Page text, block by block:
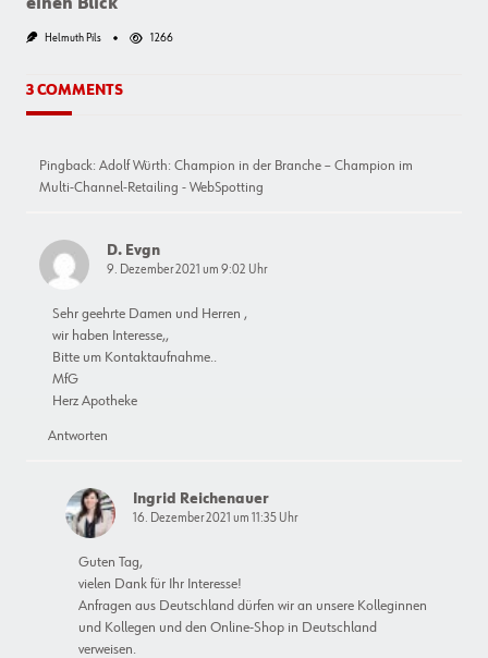
einen Blick
Helmuth Pils 1266
3 COMMENTS
Pingback: Adolf Würth: Champion in der Branche – Champion im
Multi-Channel-Retailing - WebSpotting
D. Evgn
9. Dezember 2021 um 9:02 Uhr
Sehr geehrte Damen und Herren ,
wir haben Interesse,,
Bitte um Kontaktaufnahme..
MfG
Herz Apotheke
Antworten
Ingrid Reichenauer
16. Dezember 2021 um 11:35 Uhr
Guten Tag,
vielen Dank für Ihr Interesse!
Anfragen aus Deutschland dürfen wir an unsere Kolleginnen
und Kollegen und den Online-Shop in Deutschland
verweisen.